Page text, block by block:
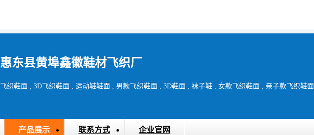
惠东县黄埠鑫徽鞋材飞织厂
飞织鞋面 , 3D飞织鞋面 , 运动鞋鞋面 , 男款飞织鞋面 , 3D鞋面 , 袜子鞋 , 女款飞织鞋面 , 亲子款飞织鞋面
产品展示 联系方式 企业官网